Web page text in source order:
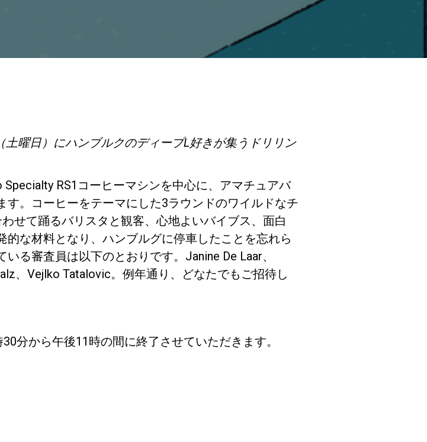
曜日）にハンブルクのディープL好きが集うドリリン
RS1コーヒーマシンを中心に、アマチュアバ
す。コーヒーをテーマにした3ラウンドのワイルドなチ
せて踊るバリスタと観客、心地よいバイブス、面白
な材料となり、ハンブルグに停車したことを忘れら
る審査員は以下のとおりです。Janine De Laar、
、Vejlko Tatalovic。例年通り、どなたでもご招待し
分から午後11時の間に終了させていただきます。
リティ
お問い合わせ
ー